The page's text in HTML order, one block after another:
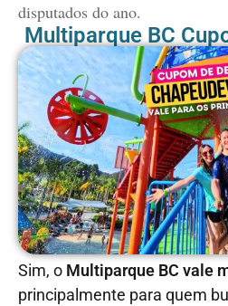
disputados do ano.
Multiparque BC
Sim, o Multiparque BC vale
principalmente para quem